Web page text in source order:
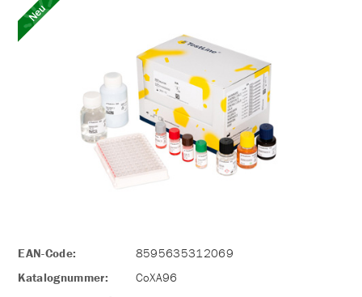
Neu
EAN-Code:
8595635312069
Katalognummer:
CoXA96